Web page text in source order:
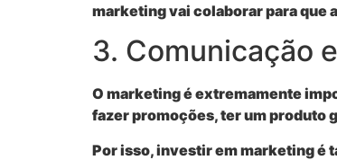
marketing vai colaborar para que
3. Comunicação
O marketing é extremamente
fazer promoções, ter um produto
Por isso, investir em marketing é